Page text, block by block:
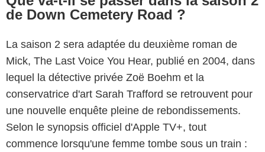
de Down Cemetery Road ?
La saison 2 sera adaptée du deuxième roman de
Mick, The Last Voice You Hear, publié en 2004, dans
lequel la détective privée Zoë Boehm et la
conservatrice d'art Sarah Trafford se retrouvent pour
une nouvelle enquête pleine de rebondissements.
Selon le synopsis officiel d'Apple TV+, tout
commence lorsqu'une femme tombe sous un train :